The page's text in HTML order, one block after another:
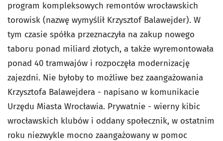
program kompleksowych remontów wrocławskich
torowisk (nazwę wymyślił Krzysztof Balawejder). W
tym czasie spółka przeznaczyła na zakup nowego
taboru ponad miliard złotych, a także wyremontowała
ponad 40 tramwajów i rozpoczęła modernizację
zajezdni. Nie byłoby to możliwe bez zaangażowania
Krzysztofa Balawejdera - napisano w komunikacie
Urzędu Miasta Wrocławia. Prywatnie - wierny kibic
wrocławskich klubów i oddany społecznik, w ostatnim
roku niezwykle mocno zaangażowany w pomoc